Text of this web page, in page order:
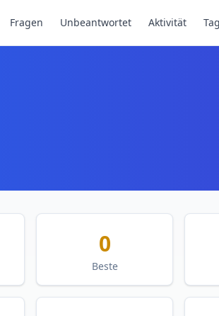
Fragen Unbeantwortet Aktivität
0
Beste